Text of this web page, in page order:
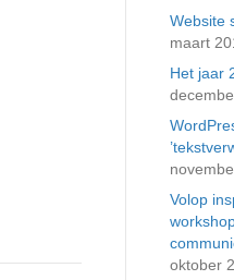
Website
maart
Het jaar
Volop
oktober